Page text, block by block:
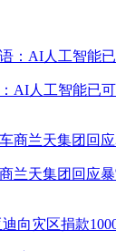
AI人工智能已
兰天集团回应